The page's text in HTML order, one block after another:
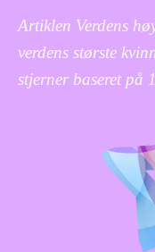
Artiklen Verdens
verdens største
stjerner baseret på